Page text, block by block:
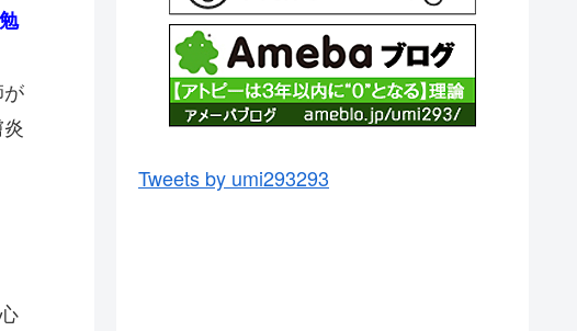
Tweets by umi293293